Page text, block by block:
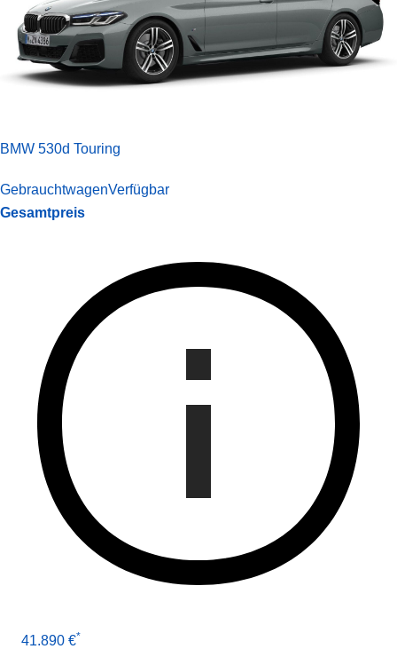
BMW 530d Touring
GebrauchtwagenVerfügbar
Gesamtpreis
41.890 €*